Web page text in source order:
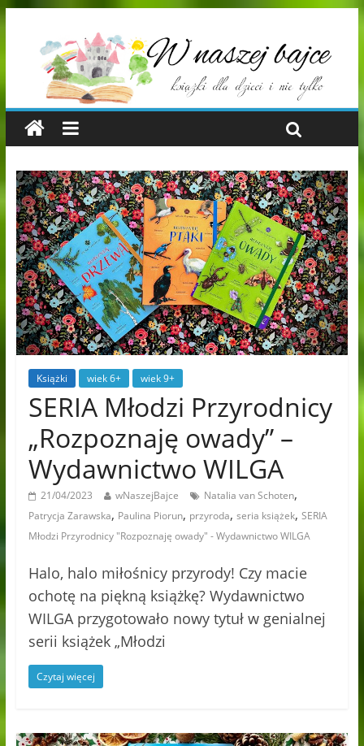
Książki wiek 6+ wiek 9+
SERIA Młodzi Przyrodnicy
„Rozpoznaję owady” –
Wydawnictwo WILGA
21/04/2023 wNaszejBajce Natalia van Schoten,
Patrycja Zarawska, Paulina Piorun, przyroda, seria książek, SERIA
Młodzi Przyrodnicy "Rozpoznaję owady" - Wydawnictwo WILGA
Halo, halo miłośnicy przyrody! Czy macie
ochotę na piękną książkę? Wydawnictwo
WILGA przygotowało nowy tytuł w genialnej
serii książek „Młodzi
Czytaj więcej